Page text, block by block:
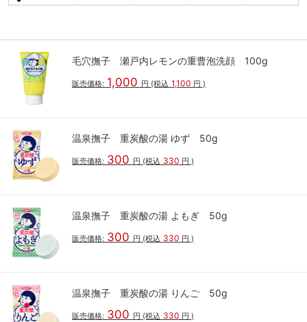
毛穴撫子 瀬戸内レモンの重曹泡洗顔 100g
販売価格: 1,000 円 (税込 1,100 円 )
温泉撫子 重炭酸の湯 ゆず 50g
販売価格: 300 円 (税込 330 円 )
温泉撫子 重炭酸の湯 よもぎ 50g
販売価格: 300 円 (税込 330 円 )
温泉撫子 重炭酸の湯 りんご 50g
販売価格: 300 円 (税込 330 円 )